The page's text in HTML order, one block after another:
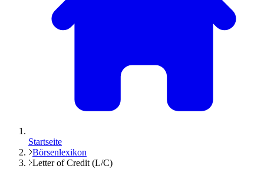
Startseite
Börsenlexikon
Letter of Credit (L/C)